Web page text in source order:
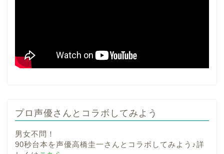
プロ声優さんとコラボしてみよう
男女不問！
90秒台本を声優高橋圭一さんとコラボしてみよう♪詳